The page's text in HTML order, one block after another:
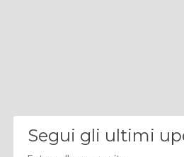
Segui gli ultimi